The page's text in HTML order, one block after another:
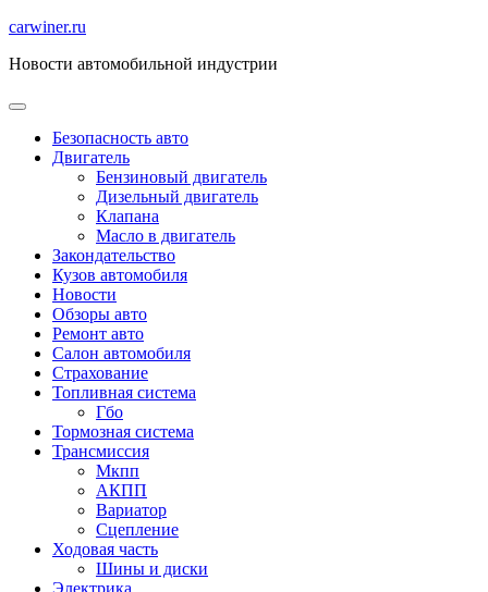
Перейти
содержимому
carwiner.ru
Новости автомобильной индустрии
Безопасность авто
Двигатель
Бензиновый двигатель
Дизельный двигатель
Клапана
Масло в двигатель
Закондательство
Кузов автомобиля
Новости
Обзоры авто
Ремонт авто
Салон автомобиля
Страхование
Топливная система
Гбо
Тормозная система
Трансмиссия
Мкпп
АКПП
Вариатор
Сцепление
Ходовая часть
Шины и диски
Электрика